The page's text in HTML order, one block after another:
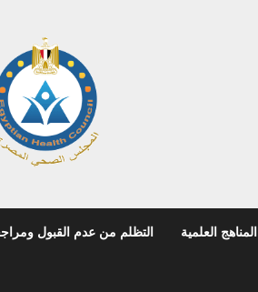
المناهج العلمية التظلم من عدم القبول